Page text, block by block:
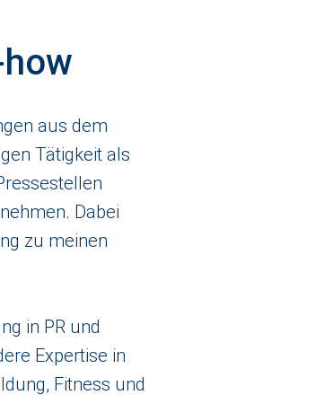
aus dem
Tätigkeit als
Dabei
zu meinen
in PR und
Expertise in
Fitness und